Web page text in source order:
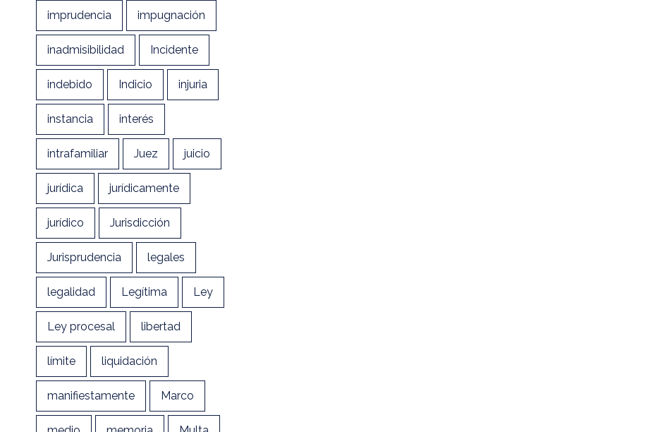
imprudencia impugnación
inadmisibilidad Incidente
indebido Indicio injuria
instancia interés
intrafamiliar Juez juicio
jurídica jurídicamente
jurídico Jurisdicción
Jurisprudencia legales
legalidad Legítima Ley
Ley procesal libertad
límite liquidación
manifiestamente Marco